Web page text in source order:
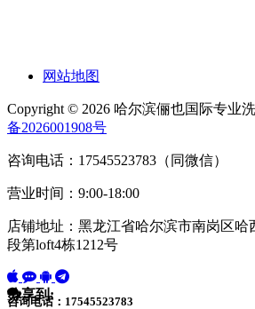
网站地图
Copyright © 2026 哈尔滨俪也国际专业
备2026001908号
咨询电话：17545523783（同微信）
营业时间：9:00-18:00
店铺地址：黑龙江省哈尔滨市南岗区
段第loft4栋1212号
咨询电话：17545523783
分享到: